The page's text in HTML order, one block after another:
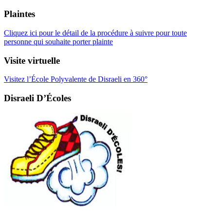
Plaintes
Cliquez ici pour le détail de la procédure à suivre pour toute
personne qui souhaite porter plainte
Visite virtuelle
Visitez l’École Polyvalente de Disraeli en 360°
Disraeli D’Écoles